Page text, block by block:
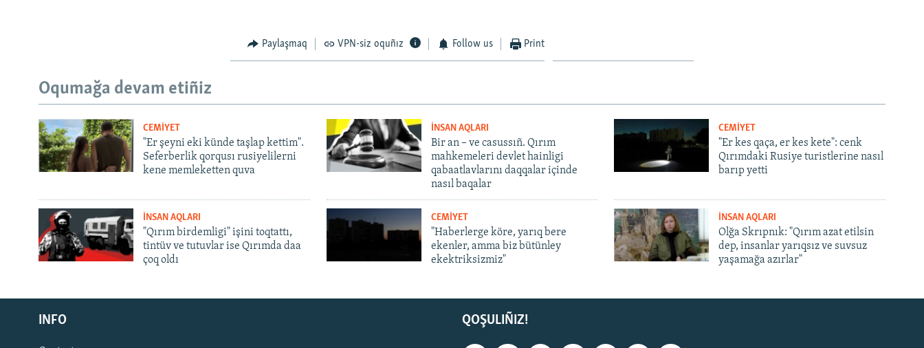
Русский
Українською
Paylaşmaq VPN-siz oquñız Follow us Print
Oqumağa devam etiñiz
CEMİYET
"Er şeyni eki künde taşlap kettim".
Seferberlik qorqusı rusiyelilerni
kene memleketten quva
İNSAN AQLARI
Bir an – ve casussıñ. Qırım
mahkemeleri devlet hainligi
qabaatlavlarını daqqalar içinde
nasıl baqalar
CEMİYET
"Er kes qaça, er kes kete": cenk
Qırımdaki Rusiye turistlerine nasıl
barıp yetti
İNSAN AQLARI
"Qırım birdemligi" işini toqtattı,
tintüv ve tutuvlar ise Qırımda daa
çoq oldı
CEMİYET
"Haberlerge köre, yarıq bere
ekenler, amma biz bütünley
ekektriksizmiz"
İNSAN AQLARI
Olğa Skrıpnık: "Qırım azat etilsin
dep, insanlar yarıqsız ve suvsuz
yaşamağa azırlar"
QOŞULIÑIZ!
INFO